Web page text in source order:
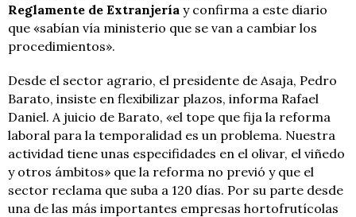
Reglamente de Extranjería y confirma a este diario
que «sabían vía ministerio que se van a cambiar los
procedimientos».
Desde el sector agrario, el presidente de Asaja, Pedro
Barato, insiste en flexibilizar plazos, informa Rafael
Daniel. A juicio de Barato, «el tope que fija la reforma
laboral para la temporalidad es un problema. Nuestra
actividad tiene unas especifidades en el olivar, el viñedo
y otros ámbitos» que la reforma no previó y que el
sector reclama que suba a 120 días. Por su parte desde
una de las más importantes empresas hortofrutícolas